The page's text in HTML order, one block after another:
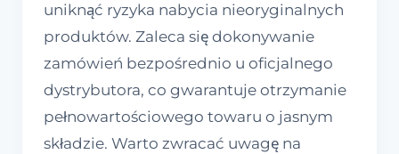
uniknąć ryzyka nabycia nieoryginalnych
produktów. Zaleca się dokonywanie
zamówień bezpośrednio u oficjalnego
dystrybutora, co gwarantuje otrzymanie
pełnowartościowego towaru o jasnym
składzie. Warto zwracać uwagę na